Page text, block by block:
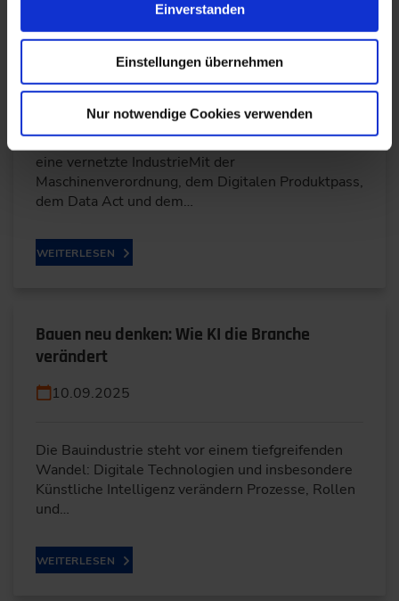
Einverstanden
Einstellungen übernehmen
Nur notwendige Cookies verwenden
EU-Regulierungslast: von der
Maschinenverordnung bis zum Produktpass
24.09.2025
Regulatorische Pflicht als Chance: EU-Rahmen für
eine vernetzte IndustrieMit der
Maschinenverordnung, dem Digitalen Produktpass,
dem Data Act und dem…
WEITERLESEN
Bauen neu denken: Wie KI die Branche
verändert
10.09.2025
Die Bauindustrie steht vor einem tiefgreifenden
Wandel: Digitale Technologien und insbesondere
Künstliche Intelligenz verändern Prozesse, Rollen
und…
WEITERLESEN